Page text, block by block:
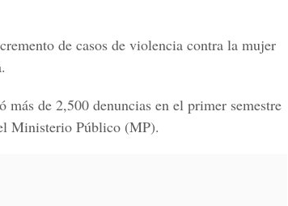
de casos de violencia contra la mujer
más de 2,500 denuncias en el primer semestre
Ministerio Público (MP).